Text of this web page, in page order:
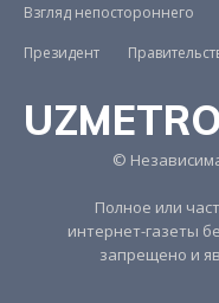
Взгляд непостороннего
Президент
©
Полное или
интернет-газеты
запрещено и